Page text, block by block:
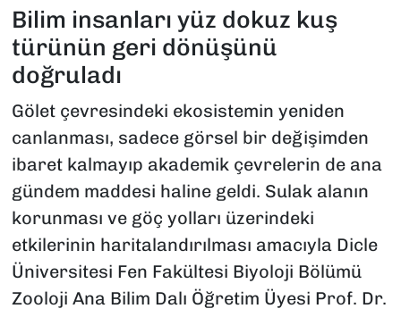
Bilim insanları yüz dokuz kuş
türünün geri dönüşünü
doğruladı
Gölet çevresindeki ekosistemin yeniden
canlanması, sadece görsel bir değişimden
ibaret kalmayıp akademik çevrelerin de ana
gündem maddesi haline geldi. Sulak alanın
korunması ve göç yolları üzerindeki
etkilerinin haritalandırılması amacıyla Dicle
Üniversitesi Fen Fakültesi Biyoloji Bölümü
Zooloji Ana Bilim Dalı Öğretim Üyesi Prof. Dr.